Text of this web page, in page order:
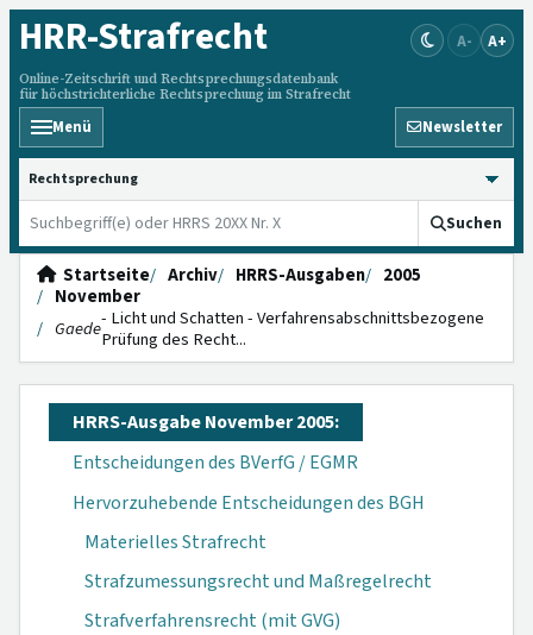
HRR-Strafrecht
Online-Zeitschrift und Rechtsprechungsdatenbank
für höchstrichterliche Rechtsprechung im Strafrecht
A- A+
Menü Newsletter
HRRS durchsuchen
Suchen
Startseite Archiv HRRS-Ausgaben
2005
November
Gaede- Licht und Schatten - Verfahrensab­schnittsbezogene
Prüfung des Recht...
HRRS-Ausgabe November 2005:
Entscheidungen des BVerfG / EGMR
Hervorzuhebende Entscheidungen des BGH
Materielles Strafrecht
Strafzumessungsrecht und Maßregelrecht
Strafverfahrensrecht (mit GVG)